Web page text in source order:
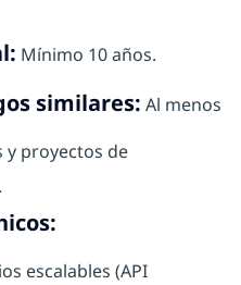
Mínimo 10 años.
similares: Al menos
y proyectos de
escalables (API